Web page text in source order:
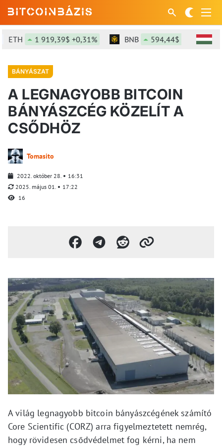
ETH 1 919,39$ +0,31% BNB 594,44$ +0,85%
BÁNYÁSZAT
A LEGNAGYOBB BITCOIN
BÁNYÁSZCÉG KÖZELÍT A
CSŐDHÖZ
Tomasito
2022. október 28.
16:31
2025. május 01.
17:22
16
A világ legnagyobb bitcoin bányászcégének számító
Core Scientific (CORZ) arra figyelmeztetett nemrég,
hogy rövidesen csődvédelmet fog kérni, ha nem